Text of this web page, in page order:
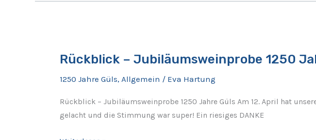
Rückblick – Jubiläumsweinprobe 1250
1250 Jahre Güls, Allgemein / Eva Hartung
Rückblick – Jubiläumsweinprobe 1250 Jahre Güls Am 12. April hat
gelacht und die Stimmung war super! Ein riesiges DANKE
Jubiläumsweinprobe
Güls